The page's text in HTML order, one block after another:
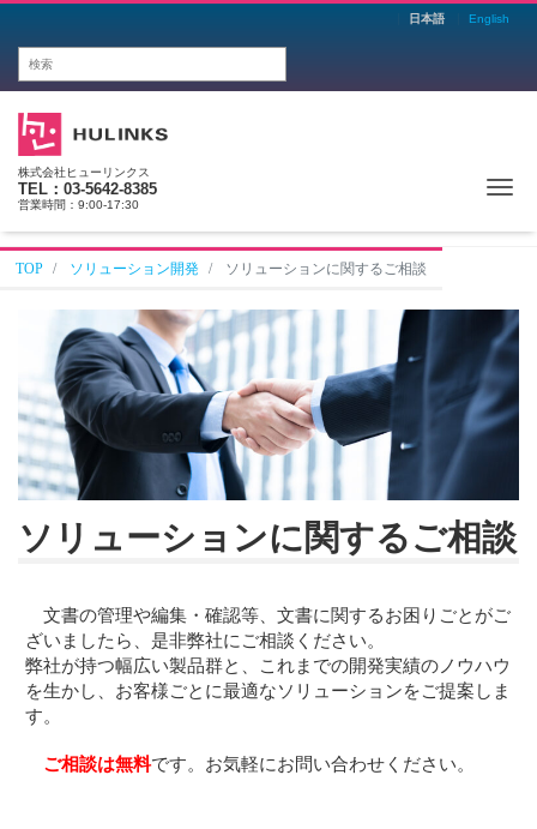
日本語 English
株式会社ヒューリンクス
TEL：03-5642-8385
営業時間：9:00-17:30
TOP ソリューション開発 ソリューションに関するご相談
ソリューションに関するご相談
文書の管理や編集・確認等、文書に関するお困りごとがご
ざいましたら、是非弊社にご相談ください。
弊社が持つ幅広い製品群と、これまでの開発実績のノウハウ
を生かし、お客様ごとに最適なソリューションをご提案しま
す。
ご相談は無料です。お気軽にお問い合わせください。